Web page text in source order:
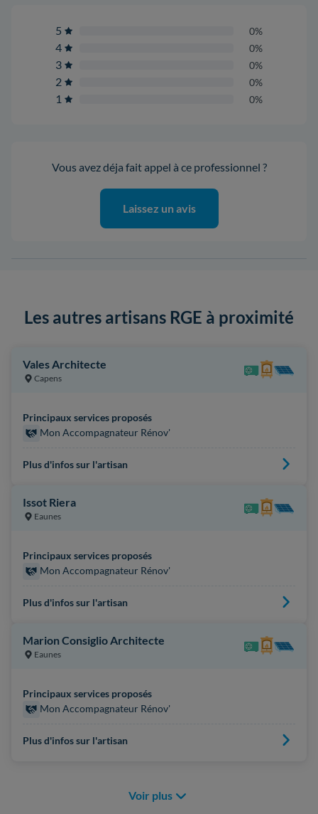
5 0%
4 0%
3 0%
2 0%
1 0%
Vous avez déja fait appel à ce professionnel ?
Laissez un avis
Les autres artisans RGE à proximité
Vales Architecte
Capens
Principaux services proposés
Mon Accompagnateur Rénov'
Plus d'infos sur l'artisan
Issot Riera
Eaunes
Principaux services proposés
Mon Accompagnateur Rénov'
Plus d'infos sur l'artisan
Marion Consiglio Architecte
Eaunes
Principaux services proposés
Mon Accompagnateur Rénov'
Plus d'infos sur l'artisan
Voir plus